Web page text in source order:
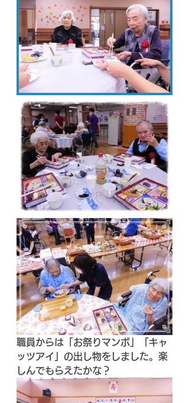
職員からは「お祭りマンボ」「キャ
ッツアイ」の出し物をしました。楽
しんでもらえたかな？